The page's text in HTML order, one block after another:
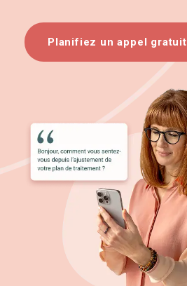
Planifiez un appel gratuit